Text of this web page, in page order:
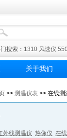
搜索： 1310 风速仪
关于我们
>> 测温仪表 >> 在线测
外线测温仪 热像仪 在